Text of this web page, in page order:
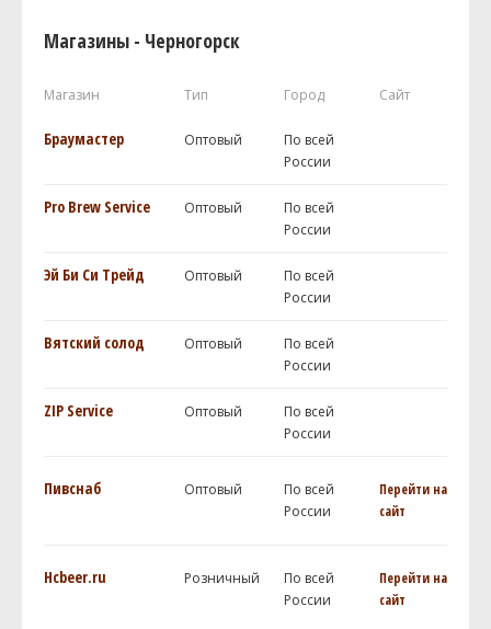
Магазины - Черногорск
Магазин Тип Город Сайт
Браумастер Оптовый
По всей
России
Pro Brew Service Оптовый
По всей
России
Эй Би Си Трейд Оптовый
По всей
России
Вятский солод Оптовый
По всей
России
ZIP Service Оптовый
По всей
России
Пивснаб Оптовый
По всей
России
Перейти на
сайт
Hcbeer.ru Розничный
По всей
России
Перейти на
сайт